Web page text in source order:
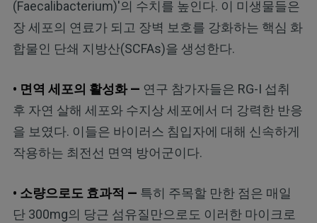
(Faecalibacterium)'의 수치를 높인다. 이 미생물들은
장 세포의 연료가 되고 장벽 보호를 강화하는 핵심 화
합물인 단쇄 지방산(SCFAs)을 생성한다.
• 면역 세포의 활성화 — 연구 참가자들은 RG-I 섭취
후 자연 살해 세포와 수지상 세포에서 더 강력한 반응
을 보였다. 이들은 바이러스 침입자에 대해 신속하게
작용하는 최전선 면역 방어군이다.
• 소량으로도 효과적 — 특히 주목할 만한 점은 매일
단 300mg의 당근 섬유질만으로도 이러한 마이크로